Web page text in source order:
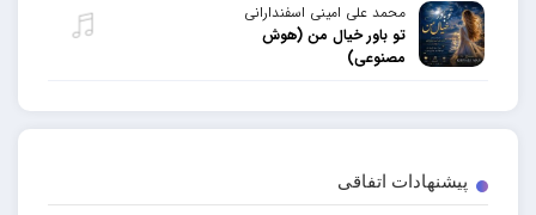
پیشنهادات اتفاقی
محمد علی امینی اسفندارانی
تو باور خیال من (هوش
مصنوعی)